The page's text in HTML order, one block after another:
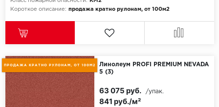
Короткое описание: продажа кратно рулонам, от 100м2
ПРОДАЖА КРАТНО РУЛОНАМ, ОТ 100М2
Линолеум PROFI PREMIUM NEVADA
5 (3)
841 руб./м²
63 075 руб. /упак.